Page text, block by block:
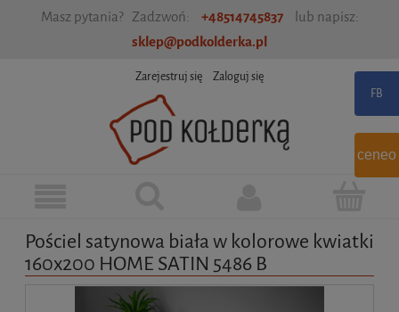
Masz pytania? Zadzwoń: +48514745837
lub napisz:
sklep@podkolderka.pl
Zarejestruj się Zaloguj się
Pościel satynowa biała w kolorowe kwiatki
160x200 HOME SATIN 5486 B
ceneo